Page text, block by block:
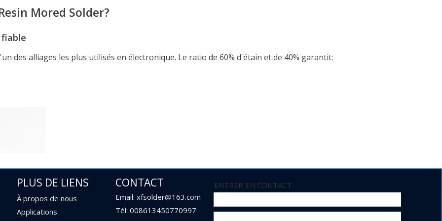
Mored Solder?
des alliages les plus utilisés en électronique. Le ratio de 60% d'étain et de 40% garantit:
articulations de soudure solides
propre et efficace
mm
lisses
PLUS DE LIENS
À propos de nous
Applications
CONTACT
Email: xfsolder@163.com
Tél: 008613450770997
ENTRER EN CONTACT